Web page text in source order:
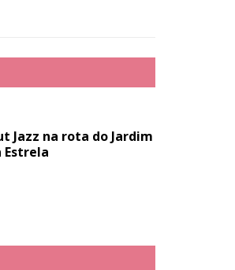
Jazz na rota do Jardim
Estrela